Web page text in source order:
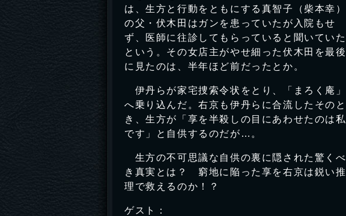
は、生方と行動をともにする真智子（柴本幸）
の父・伏木田はガンを患っていたが入院もせ
ず、医師に往診してもらっていると聞いていた
という。その女店主がやせ細った伏木田を最後
に見たのは、半年ほど前だったとか。
伊丹らが家宅捜索令状をとり、「まろく庵」
へ乗り込んだ。右京も伊丹らに合流したそのと
き、生方が「享を半殺しの目にあわせたのは私
です」と自供するのだが…。
生方の不可思議な自供の裏に隠された驚くべ
き真実とは？ 窮地に陥った享を右京は鋭い推
理で救えるのか！？
ゲスト：